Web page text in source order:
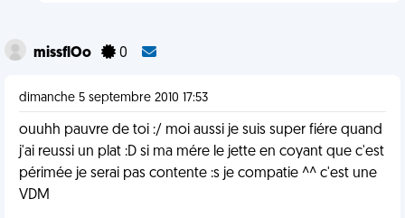
missflOo 0
dimanche 5 septembre 2010 17:53
ouuhh pauvre de toi :/ moi aussi je suis super fiére quand
j'ai reussi un plat :D si ma mére le jette en coyant que c'est
périmée je serai pas contente :s je compatie ^^ c'est une
VDM